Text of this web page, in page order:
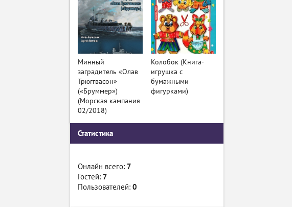
Минный
заградитель «Олав
Трюггвасон»
(«Бруммер»)
(Морская кампания
02/2018)
Колобок (Книга-
игрушка с
бумажными
фигурками)
Статистика
Онлайн всего: 7
Гостей: 7
Пользователей: 0